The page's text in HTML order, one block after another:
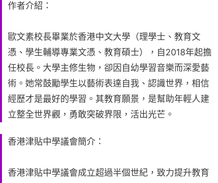
作者介紹：
歐文素校長畢業於香港中文大學（理學士、教育文
憑、學生輔導專業文憑、教育碩士），自2018年起擔
任校長。大學主修生物，卻因自幼學習音樂而深愛藝
術。她常鼓勵學生以藝術表達自我、認識世界，相信
經歷才是最好的學習。其教育願景，是幫助年輕人建
立整全世界觀，勇敢突破界限，活出光芒。
香港津貼中學議會簡介：
香港津貼中學議會成立超過半個世紀，致力提升教育